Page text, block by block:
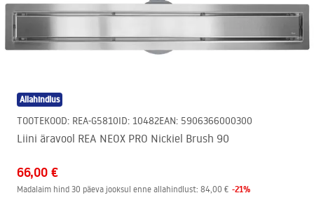
Allahindlus
TOOTEKOOD: REA-G5810ID: 10482EAN: 5906366000300
Liini äravool REA NEOX PRO Nickiel Brush 90
66,00 €
Madalaim hind 30 päeva jooksul enne allahindlust: 84,00 € -21%